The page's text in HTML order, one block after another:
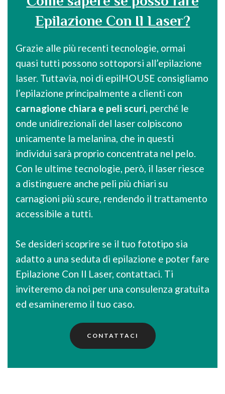
Epilazione Con Il Laser?
Grazie alle più recenti tecnologie, ormai
quasi tutti possono sottoporsi all’epilazione
laser. Tuttavia, noi di epilHOUSE consigliamo
l’epilazione principalmente a clienti con
carnagione chiara e peli scuri, perché le
onde unidirezionali del laser colpiscono
unicamente la melanina, che in questi
individui sarà proprio concentrata nel pelo.
Con le ultime tecnologie, però, il laser riesce
a distinguere anche peli più chiari su
carnagioni più scure, rendendo il trattamento
accessibile a tutti.
Se desideri scoprire se il tuo fototipo sia
adatto a una seduta di epilazione e poter fare
Epilazione Con Il Laser, contattaci. Ti
inviteremo da noi per una consulenza gratuita
ed esamineremo il tuo caso.
CONTATTACI